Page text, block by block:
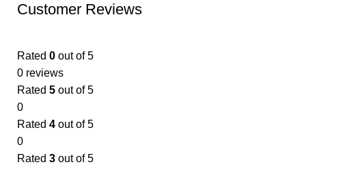
Customer Reviews
Rated 0 out of 5
0 reviews
Rated 5 out of 5
0
Rated 4 out of 5
0
Rated 3 out of 5